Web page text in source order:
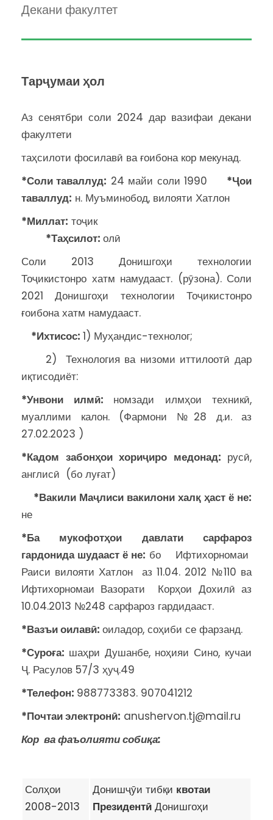
Декани факултет
Тарҷумаи ҳол
Аз сенятбри соли 2024 дар вазифаи декани
факултети
таҳсилоти фосилавӣ ва ғоибона кор мекунад.
*Соли таваллуд: 24 майи соли 1990 *Ҷои
таваллуд: н. Муъминобод, вилояти Хатлон
*Миллат:тоҷик
*Таҳсилот: олӣ
Соли 2013 Донишгоҳи технологии
Тоҷикистонро хатм намудааст. (рӯзона). Соли
2021 Донишгоҳи технологии Тоҷикистонро
ғоибона хатм намудааст.
*Ихтисос: 1) Муҳандис-технолог;
2) Технология ва низоми иттилоотӣ дар
иқтисодиёт:
*Унвони илмӣ: номзади илмҳои техникӣ,
муаллими калон. (Фармони №28 д.и. аз
27.02.2023 )
*Кадом забонҳои хориҷиро медонад: русӣ,
англисӣ (бо луғат)
*Вакили Маҷлиси вакилони халқ ҳаст ё не:
не
*Ба мукофотҳои давлати сарфароз
гардонида шудааст ё не: бо Ифтихорномаи
Раиси вилояти Хатлон аз 11.04. 2012 №110 ва
Ифтихорномаи Вазорати Корҳои Дохилӣ аз
10.04.2013 №248 сарфароз гардидааст.
*Вазъи оилавӣ: оиладор, соҳиби се фарзанд.
*Суроға: шаҳри Душанбе, ноҳияи Сино, кучаи
Ҷ. Расулов 57/3 ҳуҷ.49
*Телефон: 988773383. 907041212
*Почтаи электронӣ: anushervon.tj@mail.ru
Кор ва фаъолияти собиқа:
Солҳои
2008-2013
Донишҷӯи тибқи квотаи
Президентӣ Донишгоҳи